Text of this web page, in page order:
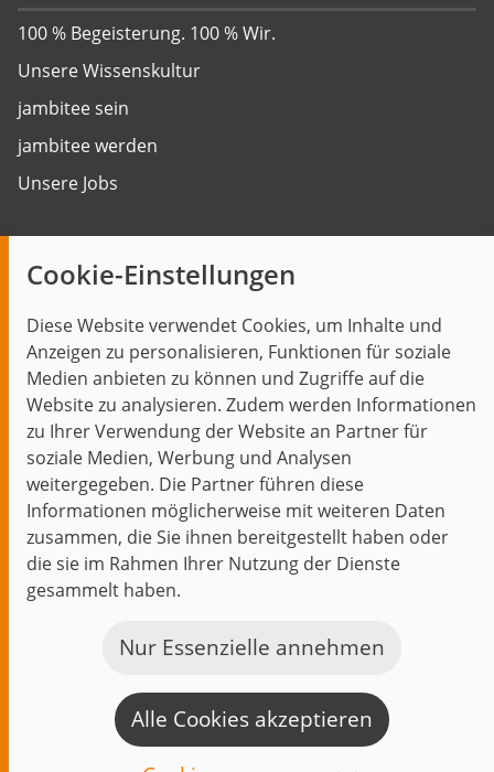
Cookie-Einstellungen
Diese Website verwendet Cookies, um Inhalte und
Anzeigen zu personalisieren, Funktionen für soziale
Medien anbieten zu können und Zugriffe auf die
Website zu analysieren. Zudem werden Informationen
zu Ihrer Verwendung der Website an Partner für
soziale Medien, Werbung und Analysen
weitergegeben. Die Partner führen diese
Informationen möglicherweise mit weiteren Daten
zusammen, die Sie ihnen bereitgestellt haben oder
die sie im Rahmen Ihrer Nutzung der Dienste
gesammelt haben.
Nur Essenzielle annehmen
Alle Cookies akzeptieren
100 % Begeisterung. 100 % Wir.
Unsere Wissenskultur
jambitee sein
jambitee werden
Unsere Jobs
Themen im Fokus
Events
Start Datenschutz Impressum
Kontakt
jambit auf instagramjambit auf kununujambit auf linkedin
© 1999–2026 jambit GmbH. Alle Rechte vorbehalten.